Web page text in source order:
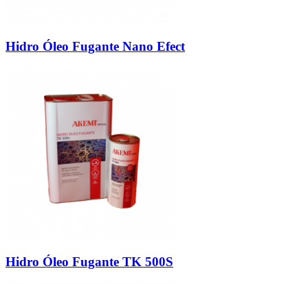
Hidro Óleo Fugante Nano Efect
Hidro Óleo Fugante TK 500S